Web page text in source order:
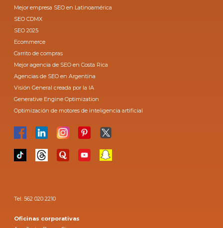
Mejor empresa SEO en Latinoamérica
SEO CDMX
SEO 2025
Ecommerce
Carrito de compras
Mejor agencia de SEO en Costa Rica
Agencias de SEO en Argentina
Visión General creada por la IA
Generative Engine Optimization
Optimización de motores de inteligencia artificial
Tel. 562 020 2210
Oficinas corporativas